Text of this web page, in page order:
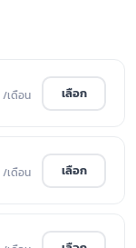
/เดือน เลือก
/เดือน เลือก